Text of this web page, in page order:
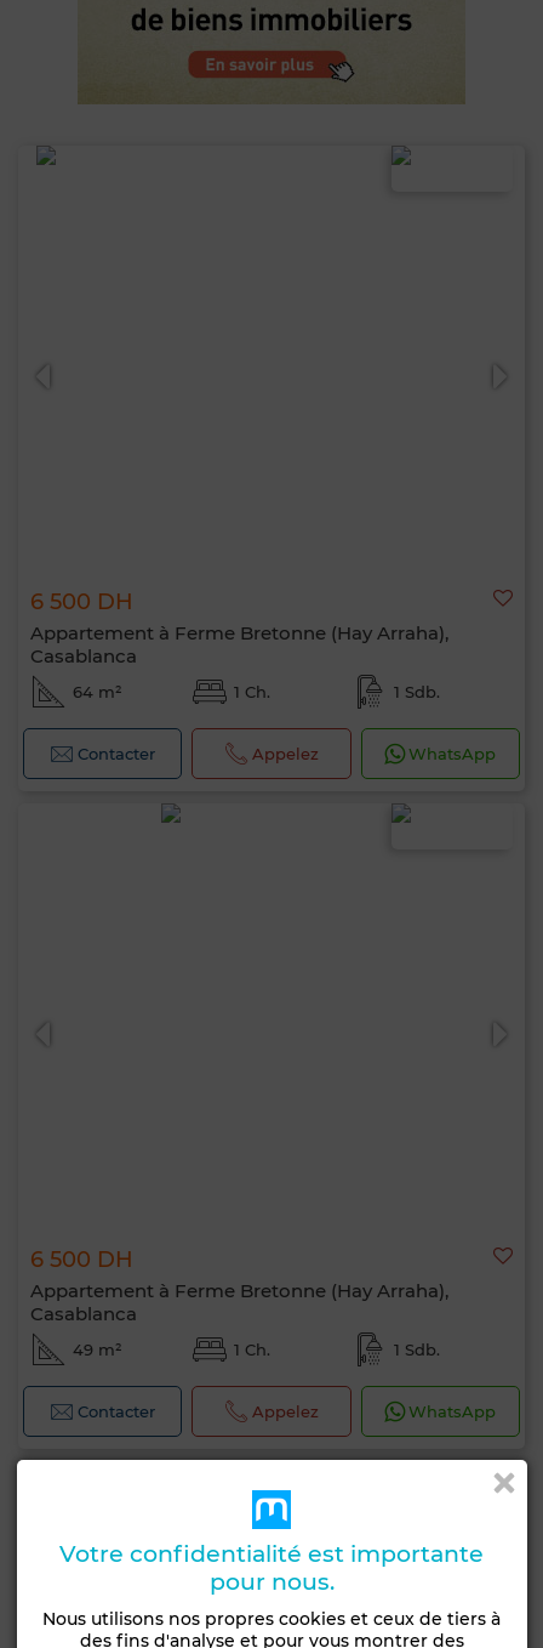
6 500 DH
Appartement à Ferme Bretonne (Hay Arraha),
Casablanca
64 m² 1 Ch. 1 Sdb.
Contacter Appelez WhatsApp
6 500 DH
Appartement à Ferme Bretonne (Hay Arraha),
Casablanca
49 m² 1 Ch. 1 Sdb.
Contacter Appelez WhatsApp
Votre confidentialité est importante
pour nous.
Nous utilisons nos propres cookies et ceux de tiers à
des fins d'analyse et pour vous montrer des